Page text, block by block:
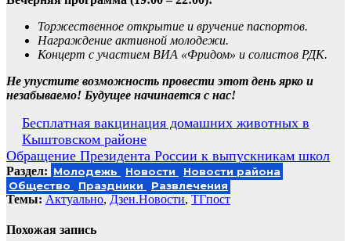
Торжественное открытие и вручение паспортов.
Награждение активной молодежи.
Концерт с участием ВИА «Фридом» и солистов РДК.
Не упустите возможность провести этот день ярко и
незабываемо! Будущее начинается с нас!
Навигация
по
записям
Бесплатная вакцинация домашних животных в
Кыштовском районе
Обращение Президента России к выпускникам школ
Раздел: Молодежь Новости
Новости района
Общество
Праздники Развлечения
Темы: Актуально, Дзен.Новости, ТГпост
Похожая запись